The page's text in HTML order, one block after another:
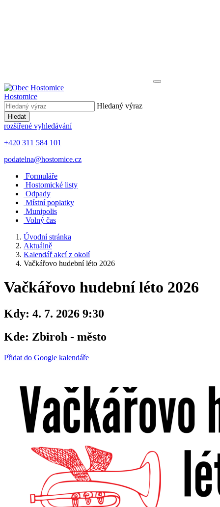
Hostomice
Hledaný výraz
Hledat
rozšířené vyhledávání
+420 311 584 101
podatelna@hostomice.cz
Formuláře
Hostomické listy
Odpady
Místní poplatky
Munipolis
Volný čas
Úvodní stránka
Aktuálně
Kalendář akcí z okolí
Vačkářovo hudební léto 2026
Vačkářovo hudební léto 2026
Kdy: 4. 7. 2026 9:30
Kde: Zbiroh - město
Přidat do Google kalendáře